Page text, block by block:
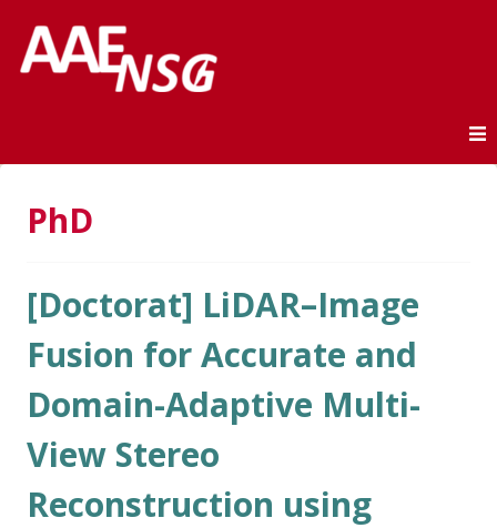
AAE-ENSG
PhD
[Doctorat] LiDAR–Image
Fusion for Accurate and
Domain-Adaptive Multi-
View Stereo
Reconstruction using